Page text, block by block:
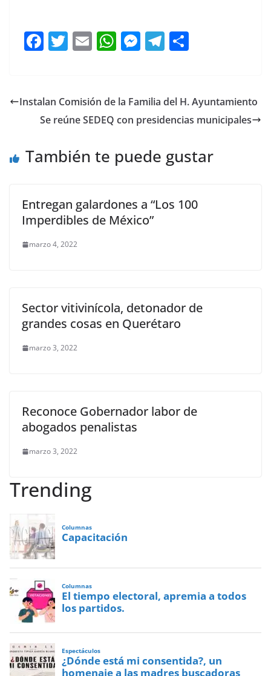
F
e
b
o
T
er
E
l
W
s
A
p
M
e
n
er
T
gr
a
p
ar
Instalan Comisión de la Familia del H. Ayuntamiento
Se reúne SEDEQ con presidencias municipales
También te puede gustar
Entregan galardones a “Los 100
Imperdibles de México”
marzo 4, 2022
Sector vitivinícola, detonador de
grandes cosas en Querétaro
marzo 3, 2022
Reconoce Gobernador labor de
abogados penalistas
marzo 3, 2022
Trending